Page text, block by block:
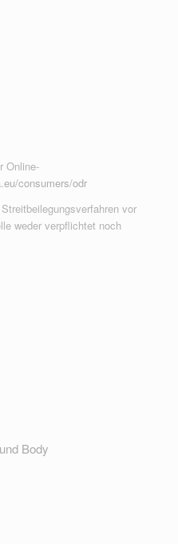
Online-
consumers/odr
vor
weder verpflichtet noch
Body